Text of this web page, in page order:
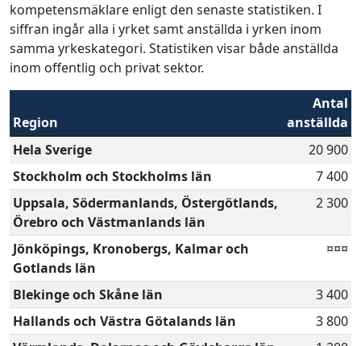
kompetensmäklare enligt den senaste statistiken. I
siffran ingår alla i yrket samt anställda i yrken inom
samma yrkeskategori. Statistiken visar både anställda
inom offentlig och privat sektor.
Region
Antal
anställda
Hela Sverige
20 900
Stockholm och Stockholms län
7 400
Uppsala, Södermanlands, Östergötlands,
Örebro och Västmanlands län
2 300
Jönköpings, Kronobergs, Kalmar och
Gotlands län
¤¤¤
Blekinge och Skåne län
3 400
Hallands och Västra Götalands län
3 800